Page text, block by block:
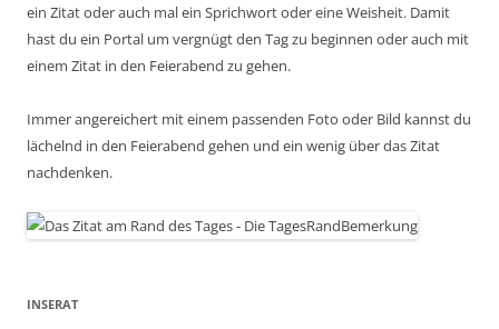
ein Zitat oder auch mal ein Sprichwort oder eine Weisheit. Damit
hast du ein Portal um vergnügt den Tag zu beginnen oder auch mit
einem Zitat in den Feierabend zu gehen.
Immer angereichert mit einem passenden Foto oder Bild kannst du
lächelnd in den Feierabend gehen und ein wenig über das Zitat
nachdenken.
INSERAT